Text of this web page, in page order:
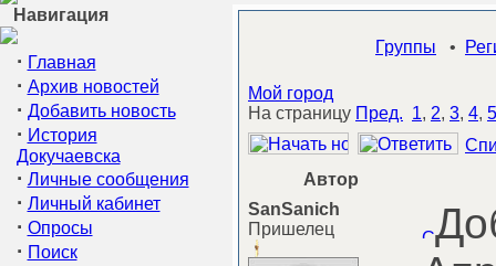
Навигация
· Главная
· Архив новостей
· Добавить новость
· История
Докучаевска
· Личные сообщения
· Личный кабинет
· Опросы
· Поиск
Группы •
Мой город
На страницу Пред. 1, 2, 3, 4, 5
Автор
SanSanich
Пришелец